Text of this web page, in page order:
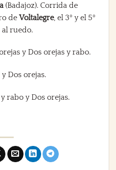
(Badajoz). Corrida de
deVoltalegre, el 3º y el 5º
ruedo.
y Dos orejas y rabo.
Dos orejas.
rabo y Dos orejas.